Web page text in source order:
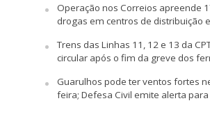
Operação nos Correios apreende
drogas em centros de distribuição
Trens das Linhas 11, 12 e 13 da
circular após o fim da greve dos
Guarulhos pode ter ventos fortes
feira; Defesa Civil emite alerta para